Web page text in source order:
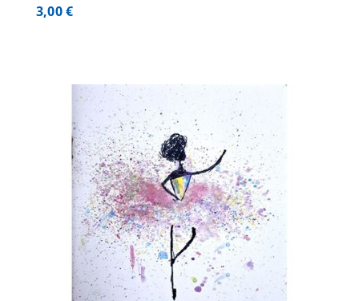
3,00€